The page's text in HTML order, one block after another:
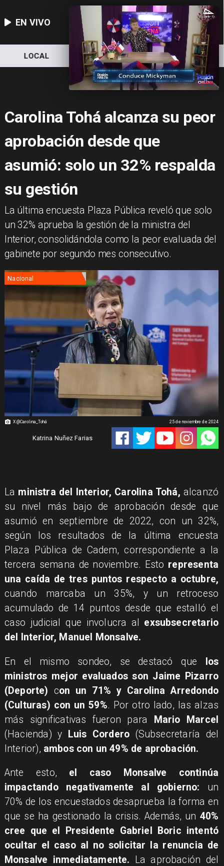
EN VIVO
LOCAL NACIONAL DEPORTES
Carolina Tohá alcanza su peor
aprobación desde que
asumió: solo un 32% respalda
su gestión
​La última encuesta Plaza Pública reveló que solo
un 32% aprueba la gestión de la ministra del
Interior, consolidándola como la peor evaluada del
gabinete por segundo mes consecutivo.
X @Carolina_Tohá
Nacional
Katrina Nuñez Farias
25 de noviembre de 2024
​La ministra del Interior, Carolina Tohá, alcanzó
su nivel más bajo de aprobación desde que
asumió en septiembre de 2022, con un 32%,
según los resultados de la última encuesta
Plaza Pública de Cadem, correspondiente a la
tercera semana de noviembre. Esto representa
una caída de tres puntos respecto a octubre,
cuando marcaba un 35%, y un retroceso
acumulado de 14 puntos desde que estalló el
caso judicial que involucra al exsubsecretario
del Interior, Manuel Monsalve.
En el mismo sondeo, se destacó que
los
ministros mejor evaluados son Jaime Pizarro
(Deporte) con un 71% y Carolina Arredondo
(Culturas) con un 59%. Por otro lado, las alzas
más significativas fueron para
Mario Marcel
(Hacienda) y
Luis Cordero (Subsecretaría del
Interior), ambos con un 49% de aprobación.
Ante esto, el caso Monsalve continúa
impactando negativamente al gobierno: un
70% de los encuestados desaprueba la forma en
que se ha gestionado la crisis. Además, un 40%
cree que el Presidente Gabriel Boric intentó
ocultar el caso al no solicitar la renuncia de
Monsalve inmediatamente. La aprobación del